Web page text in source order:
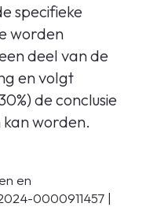
specifieke
worden
deel van de
en volgt
de conclusie
worden.
en
0000911457 |